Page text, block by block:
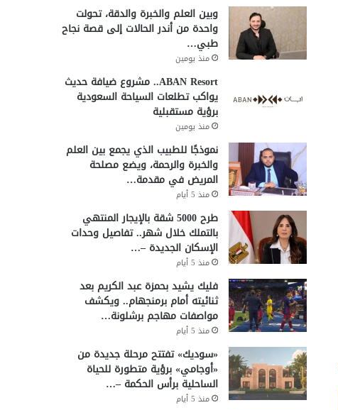
وبين العلم والخبرة والدقة، تحولت
واحدة من أندر الحالات إلى قصة نجاح
طبي…
منذ يومين
ABAN Resort.. مشروع ضيافة حديث
يواكب تطلعات السياحة السعودية
برؤية مستقبلية
منذ يومين
نموذجًا للطبيب الذي يجمع بين العلم
والخبرة والرحمة، ويضع مصلحة
المريض في مقدمة…
منذ 5 أيام
طرح 5000 شقة بالإيجار المنتهي
بالتملك خلال شهر.. تفاصيل وحدات
الإسكان الجديدة –…
منذ 5 أيام
فليك يشيد بحمزة عبد الكريم بعد
ثنائيته أمام برمنجهام.. ويكشف
مواصفات مهاجم برشلونة…
منذ 5 أيام
«سوديك» تفتتح مرحلة جديدة من
«أوجامي» برؤية متطورة للحياة
الساحلية برأس الحكمة –…
منذ 5 أيام